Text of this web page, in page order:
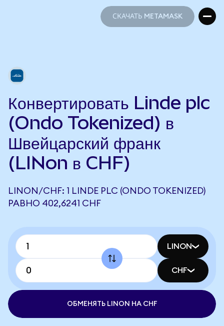
СКАЧАТЬ METAMASK
Конвертировать Linde plc
(Ondo Tokenized) в
Швейцарский франк
(LINon в CHF)
LINON/CHF: 1 LINDE PLC (ONDO TOKENIZED)
РАВНО 402,6241 CHF
LINON
CHF
ОБМЕНЯТЬ LINON НА CHF